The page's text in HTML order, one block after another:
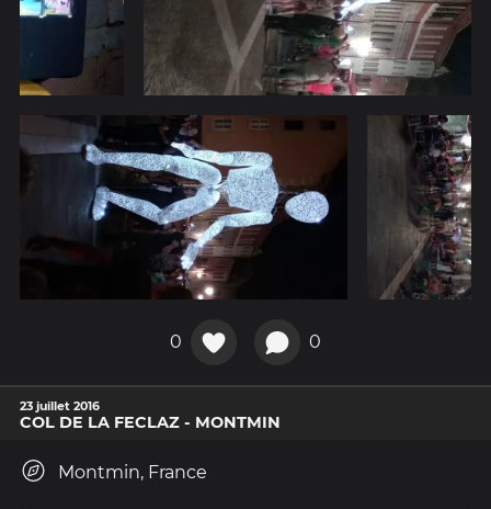
0 0
23 juillet 2016
COL DE LA FECLAZ - MONTMIN
Montmin, France